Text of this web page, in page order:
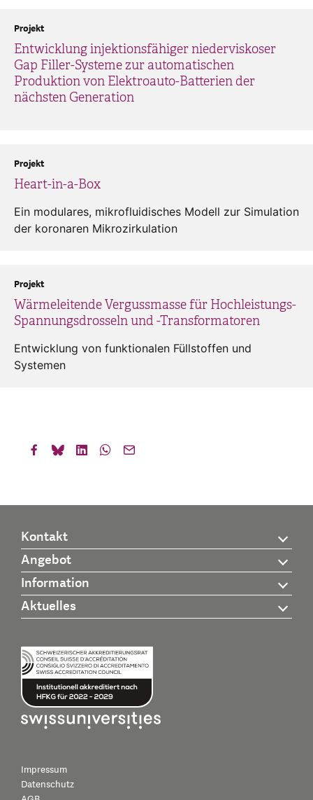
Entwicklung injektionsfähiger niederviskoser
Gap Filler-Systeme zur automatischen
Produktion von Elektroauto-Batterien der
nächsten Generation
Projekt
Heart-in-a-Box
Projekt
Ein modulares, mikrofluidisches Modell zur Simulation
der koronaren Mikrozirkulation
Wärmeleitende Vergussmasse für Hochleistungs-
Spannungsdrosseln und -Transformatoren
Projekt
Entwicklung von funktionalen Füllstoffen und
Systemen
Kontakt
Angebot
Information
Aktuelles
Impressum
Datenschutz